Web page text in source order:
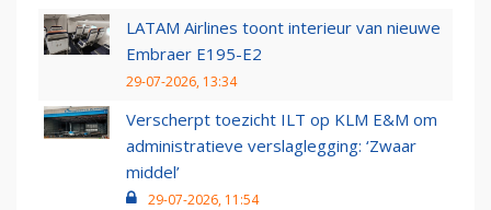
LATAM Airlines toont interieur van nieuwe
Embraer E195-E2
29-07-2026, 13:34
Verscherpt toezicht ILT op KLM E&M om
administratieve verslaglegging: ‘Zwaar
middel’
29-07-2026, 11:54